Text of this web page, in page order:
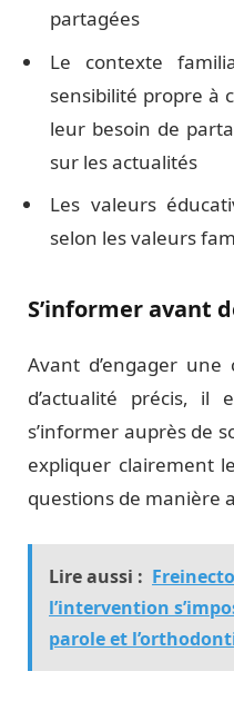
partagées
Le contexte
sensibilité propre à
leur besoin de
sur les actualités
Les valeurs
selon les valeurs
S’informer avant
Avant d’engager
d’actualité précis, il
s’informer auprès de
expliquer clairement
questions de manière
Lire aussi :
l’intervention
parole et